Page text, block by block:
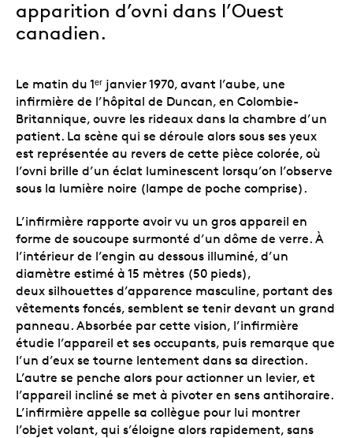
apparition d’ovni dans l’Ouest
canadien.
Le matin du 1ᵉʳ janvier 1970, avant l’aube, une
infirmière de l’hôpital de Duncan, en Colombie-
Britannique, ouvre les rideaux dans la chambre d’un
patient. La scène qui se déroule alors sous ses yeux
est représentée au revers de cette pièce colorée, où
l’ovni brille d’un éclat luminescent lorsqu’on l’observe
sous la lumière noire (lampe de poche comprise).
L’infirmière rapporte avoir vu un gros appareil en
forme de soucoupe surmonté d’un dôme de verre. À
l’intérieur de l’engin au dessous illuminé, d’un
diamètre estimé à 15 mètres (50 pieds),
deux silhouettes d’apparence masculine, portant des
vêtements foncés, semblent se tenir devant un grand
panneau. Absorbée par cette vision, l’infirmière
étudie l’appareil et ses occupants, puis remarque que
l’un d’eux se tourne lentement dans sa direction.
L’autre se penche alors pour actionner un levier, et
l’appareil incliné se met à pivoter en sens antihoraire.
L’infirmière appelle sa collègue pour lui montrer
l’objet volant, qui s’éloigne alors rapidement, sans